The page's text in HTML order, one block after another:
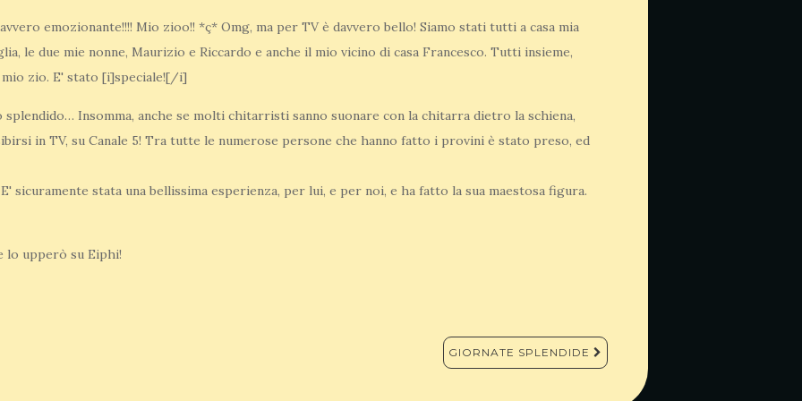
emozionante!!!! Mio zioo!! *ç* Omg, ma per TV è davvero bello! Siamo stati tutti a casa mia
le due mie nonne, Maurizio e Riccardo e anche il mio vicino di casa Francesco. Tutti insieme,
zio. E' stato [i]speciale![/i]
Insomma, anche se molti chitarristi sanno suonare con la chitarra dietro la schiena,
in TV, su Canale 5! Tra tutte le numerose persone che hanno fatto i provini è stato preso, ed
sicuramente stata una bellissima esperienza, per lui, e per noi, e ha fatto la sua maestosa figura.
lo upperò su Eiphi!
GIORNATE SPLENDIDE